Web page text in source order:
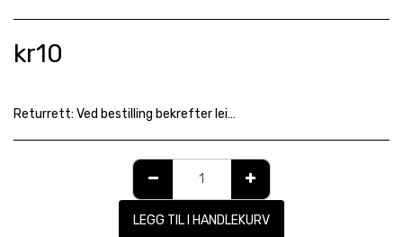
kr10
Returrett: Ved bestilling bekrefter leietaker å ha lest og akseptert våre gjeldende leievilkår. Avtalen er bindende og vi henviser til våre avbestillingsfrister: https://www.utleiekongen.com/leievilk%C3%A5r
LEGG TIL I HANDLEKURV